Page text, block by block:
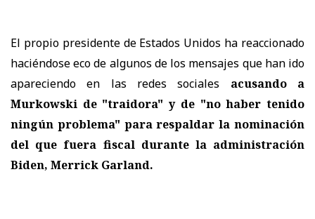
El propio presidente de Estados Unidos ha reaccionado
haciéndose eco de algunos de los mensajes que han ido
apareciendo en las redes sociales acusando a
Murkowski de "traidora" y de "no haber tenido
ningún problema" para respaldar la nominación
del que fuera fiscal durante la administración
Biden, Merrick Garland.